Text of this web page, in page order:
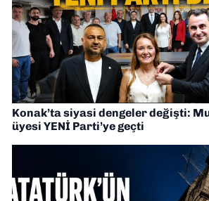
Konak’ta siyasi dengeler değişti:
üyesi YENİ Parti’ye geçti